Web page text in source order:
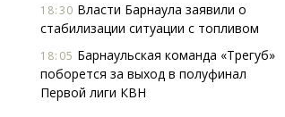
18:30 Власти Барнаула заявили о
стабилизации ситуации с топливом
18:05 Барнаульская команда «Трегуб»
поборется за выход в полуфинал
Первой лиги КВН